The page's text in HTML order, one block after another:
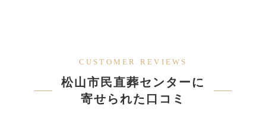
CUSTOMER REVIEWS
松山市民直葬センターに
寄せられた口コミ